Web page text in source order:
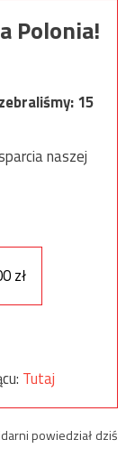
Polonia!
15
naszej
zł
Tutaj
powiedział dziś